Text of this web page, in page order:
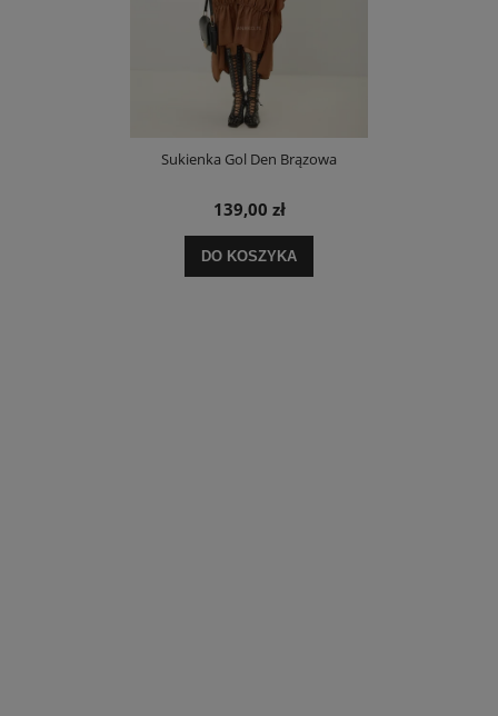
Sukienka Gol Den Brązowa
139,00 zł
DO KOSZYKA